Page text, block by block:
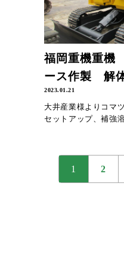
福岡重機重
ース作製 解
2023.01.21
大井産業様よりコマ
セットアップ、補強
1 2